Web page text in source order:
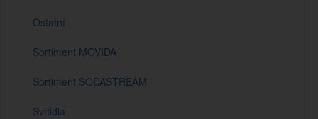
Ostatní
Sortiment MOVIDA
Sortiment SODASTREAM
Svítidla